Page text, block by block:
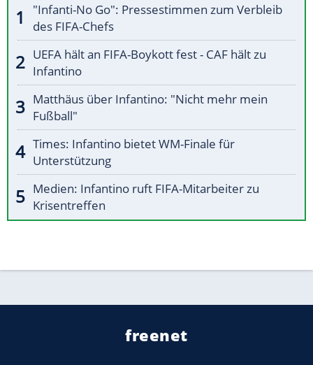
"Infanti-No Go": Pressestimmen zum Verbleib
des FIFA-Chefs
UEFA hält an FIFA-Boykott fest - CAF hält zu
Infantino
Matthäus über Infantino: "Nicht mehr mein
Fußball"
Times: Infantino bietet WM-Finale für
Unterstützung
Medien: Infantino ruft FIFA-Mitarbeiter zu
Krisentreffen
freenet